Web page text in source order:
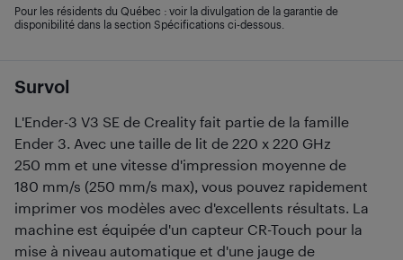
Survol
L'Ender-3 V3 SE de Creality fait partie de la famille
Ender 3. Avec une taille de lit de 220 x 220 GHz
250 mm et une vitesse d'impression moyenne de
180 mm/s (250 mm/s max), vous pouvez rapidement
imprimer vos modèles avec d'excellents résultats. La
machine est équipée d'un capteur CR-Touch pour la
mise à niveau automatique et d'une jauge de
Pour les résidents du Québec : voir la divulgation de la garantie de
disponibilité dans la section Spécifications ci-dessous.